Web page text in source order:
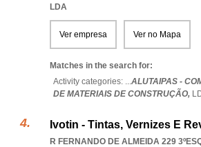
LDA
Ver empresa Ver no Mapa
Matches in the search for:
Activity categories: ...ALUTAIPAS -
DE MATERIAIS DE CONSTRUÇÃO,
Ivotin - Tintas, Vernizes E
R FERNANDO DE ALMEIDA 229